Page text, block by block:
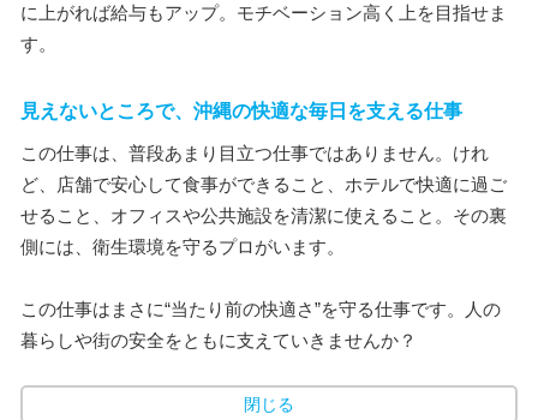
に上がれば給与もアップ。モチベーション高く上を目指せま
す。
見えないところで、沖縄の快適な毎日を支える仕事
この仕事は、普段あまり目立つ仕事ではありません。けれ
ど、店舗で安心して食事ができること、ホテルで快適に過ご
せること、オフィスや公共施設を清潔に使えること。その裏
側には、衛生環境を守るプロがいます。
この仕事はまさに“当たり前の快適さ”を守る仕事です。人の
暮らしや街の安全をともに支えていきませんか？
閉じる